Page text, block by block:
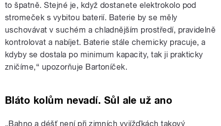
to špatně. Stejné je, když dostanete elektrokolo pod
stromeček s vybitou baterií. Baterie by se měly
uschovávat v suchém a chladnějším prostředí, pravidelně
kontrolovat a nabíjet. Baterie stále chemicky pracuje, a
kdyby se dostala po minimum kapacity, tak ji prakticky
zničíme,“ upozorňuje Bartoníček.
Bláto kolům nevadí. Sůl ale už ano
„Bahno a déšť není při zimních vyjížďkách takový